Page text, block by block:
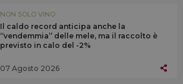
NON SOLO VINO
Il caldo record anticipa anche la
“vendemmia” delle mele, ma il raccolto è
previsto in calo del -2%
07 Agosto 2026